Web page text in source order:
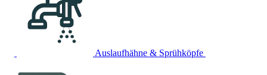
Auslaufhähne & Sprühköpfe